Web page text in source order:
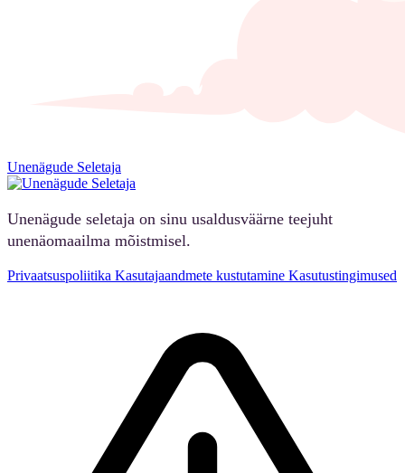
Unenägude Seletaja
Unenägude seletaja on sinu usaldusväärne teejuht
unenäomaailma mõistmisel.
Privaatsuspoliitika Kasutajaandmete kustutamine Kasutustingimused